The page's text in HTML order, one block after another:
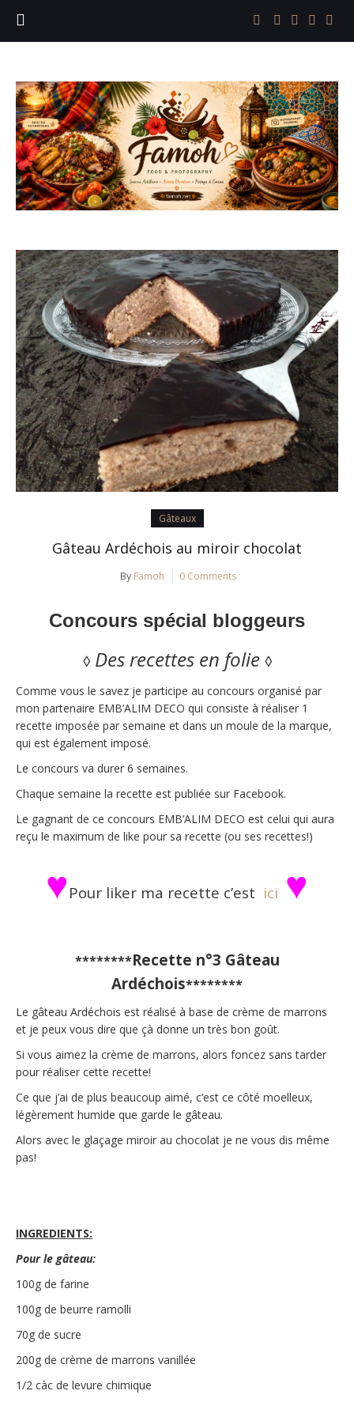
Gâteaux
Gâteau Ardéchois au miroir chocolat
By Famoh 0 Comments
Concours spécial bloggeurs
◊ Des recettes en folie◊
Comme vous le savez je participe au concours organisé par
mon partenaire EMB’ALIM DECO qui consiste à réaliser 1
recette imposée par semaine et dans un moule de la marque,
qui est également imposé.
Le concours va durer 6 semaines.
Chaque semaine la recette est publiée sur Facebook.
Le gagnant de ce concours EMB’ALIM DECO est celui qui aura
reçu le maximum de like pour sa recette (ou ses recettes!)
♥ Pour liker ma recette c’est ici ♥
********Recette n°3 Gâteau
Ardéchois********
Le gâteau Ardéchois est réalisé à base de crème de marrons
et je peux vous dire que çà donne un très bon goût.
Si vous aimez la crème de marrons, alors foncez sans tarder
pour réaliser cette recette!
Ce que j’ai de plus beaucoup aimé, c’est ce côté moelleux,
légèrement humide que garde le gâteau.
Alors avec le glaçage miroir au chocolat je ne vous dis même
pas!
INGREDIENTS:
Pour le gâteau:
100g de farine
100g de beurre ramolli
70g de sucre
200g de crème de marrons vanillée
1/2 càc de levure chimique